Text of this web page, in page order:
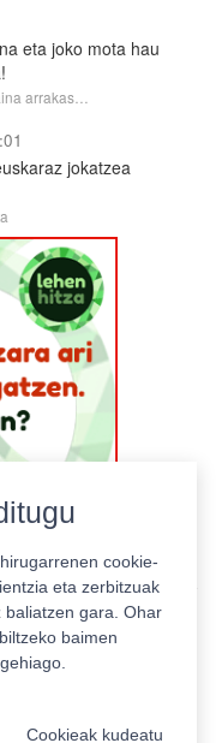
eta joko mota hau
arrakas…
jokatzea
cookie-
eta zerbitzuak
baliatzen gara. Ohar
baimen
Cookieak kudeatu